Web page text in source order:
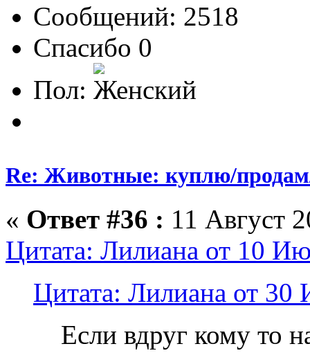
Сообщений: 2518
Спасибо 0
Пол:
Re: Животные: куплю/
« Ответ #36 : 11 Август
Цитата: Лилиана от 10
Цитата: Лилиана от
Если вдруг кому то